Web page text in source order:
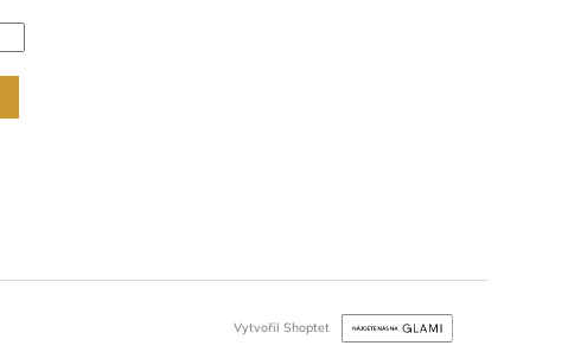
Vytvořil Shoptet